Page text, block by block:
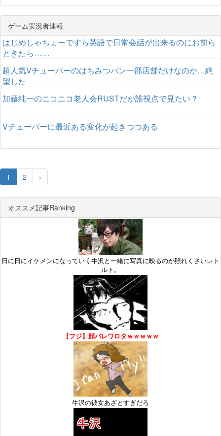
ゲーム実況者速報
はじめしゃちょーですら英語で日常会話が出来るのにお前ら
ときたら……
超人気Vチューバーのはちみつパン一部店舗だけなのか…絶
望した
加藤純一のニコニコ老人会RUSTだが誰視点で見たい？
Vチューバーに最近ある変化が起きつつある
1 2 ›
オススメ記事Ranking
日に日にイケメンになっていく牛沢と一緒に写真に映るのが照れくさいレト
ルト。
【フジ】顔バレワロタｗｗｗｗｗ
牛沢の彼女あざとすぎだろ